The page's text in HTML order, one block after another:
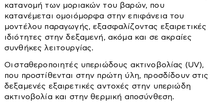
Μαξιλάρια-Καλύμματα-Παπλώματα
Ντουλάπες-Ραφιέρες
Παπουτσοθήκες
Στρώματα
Συρταριέρες
Ξαπλώστρες
Ομπρέλες
Παγκάκια
Δεξαμενές
Μπιτόνια
Βυτία
κατανομή των μοριακών του βαρών, που
κατανέμεται ομοιόμορφα στην επιφάνεια του
μοντέλου παραγωγής, εξασφαλίζοντας εξαιρετικές
ιδιότητες στην δεξαμενή, ακόμα και σε ακραίες
συνθήκες λειτουργίας.
Οι σταθεροποιητές υπεριώδους ακτινοβολίας (UV),
που προστίθενται στην πρώτη ύλη, προσδίδουν στις
δεξαμενές εξαιρετικές αντοχές στην υπεριώδη
ακτινοβολία και στην θερμική αποσύνθεση.